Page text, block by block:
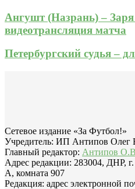
Ангушт (Назрань) –
видеотрансляция матча
Петербургский судья –
Сетевое издание «За Футбол!»
Учредитель: ИП Антипов Олег
Главный редактор: Антипов
Адрес редакции: 283004, ДНР,
А, комната 907
Редакция: адрес электронной